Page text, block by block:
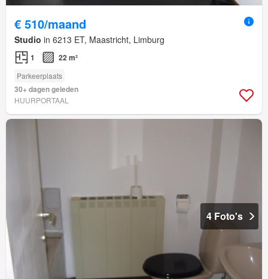
€ 510/maand
Studio in 6213 ET, Maastricht, Limburg
1 22 m²
Parkeerplaats
30+ dagen geleden
HUURPORTAAL
4 Foto's